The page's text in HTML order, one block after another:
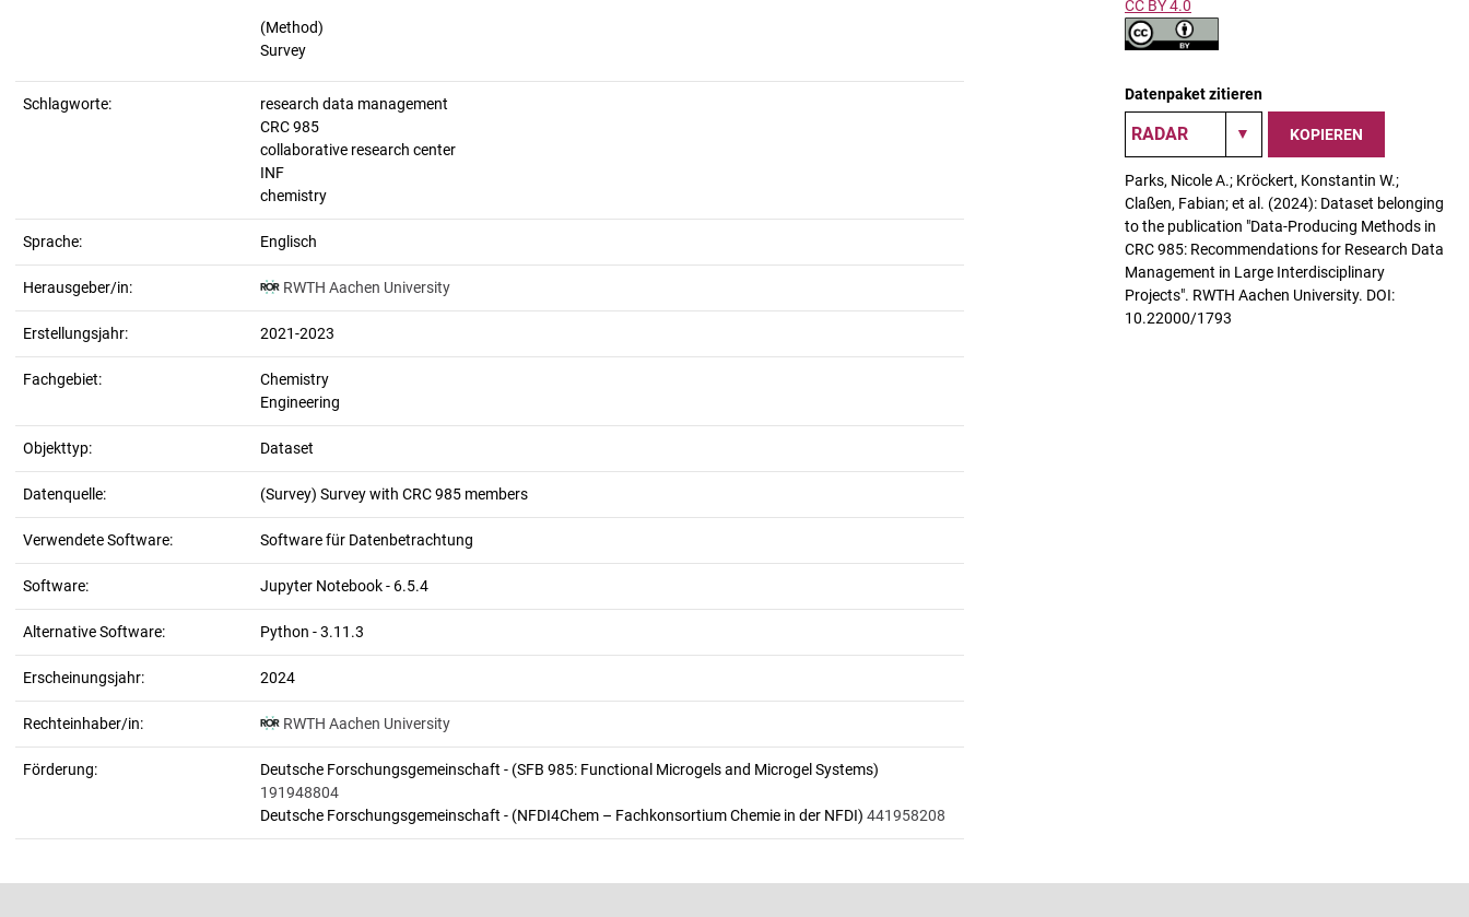
(Method)
Schlagworte:
research data management
CRC 985
collaborative research center
INF
chemistry
Sprache: Englisch
Herausgeber/in: RWTH Aachen University
Erstellungsjahr: 2021-2023
Fachgebiet:
Chemistry
Engineering
Objekttyp: Dataset
Datenquelle: (Survey) Survey with CRC 985 members
Verwendete Software: Software für Datenbetrachtung
Software: Jupyter Notebook - 6.5.4
Alternative Software: Python - 3.11.3
Erscheinungsjahr: 2024
Rechteinhaber/in: RWTH Aachen University
Förderung:
Deutsche Forschungsgemeinschaft - (SFB 985: Functional Microgels and Microgel Systems)
191948804
Deutsche Forschungsgemeinschaft - (NFDI4Chem – Fachkonsortium Chemie in der NFDI) 441958208
CC BY 4.0
Datenpaket zitieren
KOPIEREN
Parks, Nicole A.; Kröckert, Konstantin W.;
Claßen, Fabian; et al. (2024): Dataset belonging
to the publication "Data-Producing Methods in
CRC 985: Recommendations for Research Data
Management in Large Interdisciplinary
Projects". RWTH Aachen University. DOI:
10.22000/1793